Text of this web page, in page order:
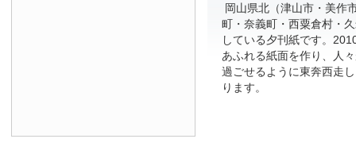
岡山県北（津山市・美作
町・奈義町・西粟倉村・
している夕刊紙です。
あふれる紙面を作り、人
過ごせるように東奔西走
ります。